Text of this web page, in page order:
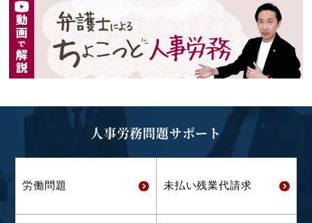
人事労務問題サポート
労働問題 未払い残業代請求